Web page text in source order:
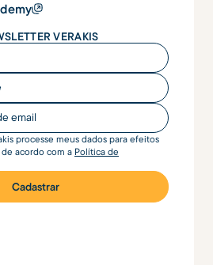
VERAKIS
email
processe meus dados para efeitos
acordo com a Política de